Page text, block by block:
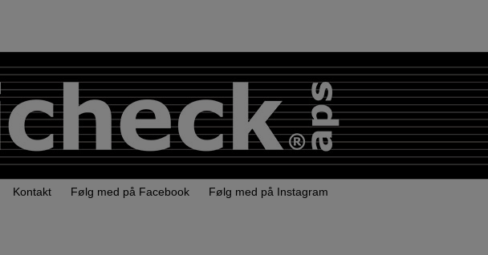
Kontakt Følg med på Facebook Følg med på Instagram